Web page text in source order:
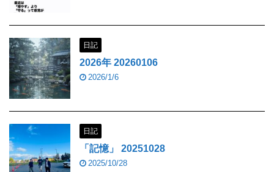
日記
2026年 20260106
2026/1/6
日記
「記憶」 20251028
2025/10/28